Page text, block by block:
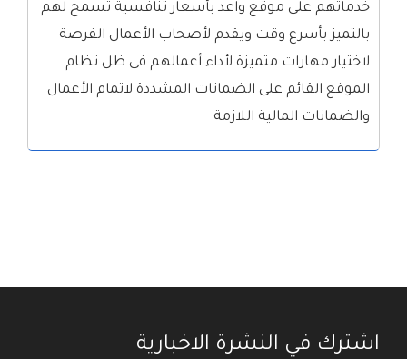
خدماتهم على موقع واعد بأسعار تنافسية تسمح لهم
بالتميز بأسرع وقت ويقدم لأصحاب الأعمال الفرصة
لاختيار مهارات متميزة لأداء أعمالهم فى ظل نظام
الموقع القائم على الضمانات المشددة لاتمام الأعمال
والضمانات المالية اللازمة
اشترك في النشرة الاخبارية